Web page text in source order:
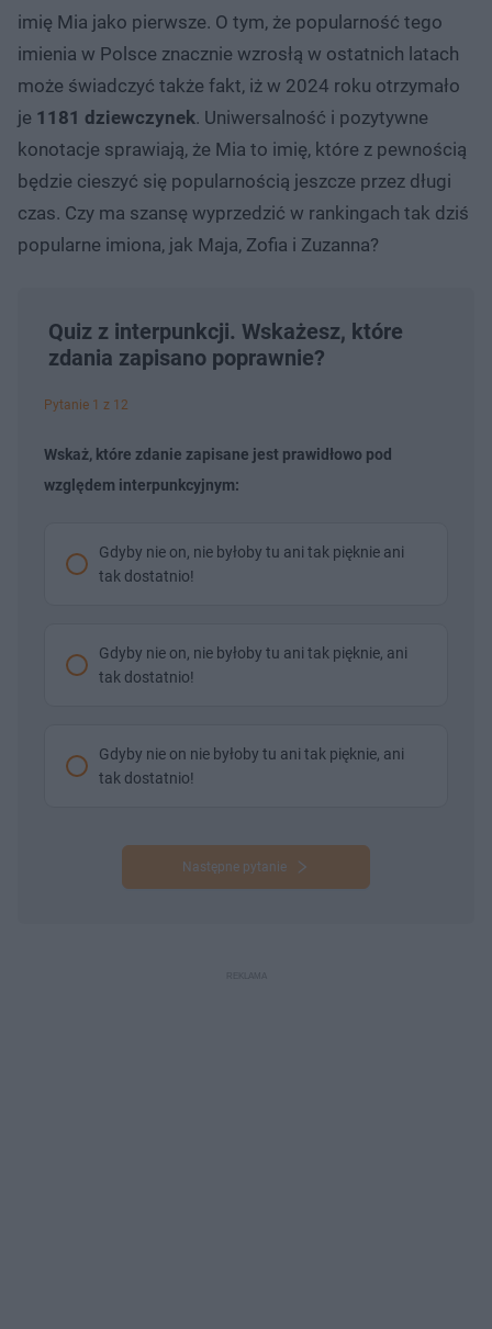
imię Mia jako pierwsze. O tym, że popularność tego
imienia w Polsce znacznie wzrosłą w ostatnich latach
może świadczyć także fakt, iż w 2024 roku otrzymało
je 1181 dziewczynek. Uniwersalność i pozytywne
konotacje sprawiają, że Mia to imię, które z pewnością
będzie cieszyć się popularnością jeszcze przez długi
czas. Czy ma szansę wyprzedzić w rankingach tak dziś
popularne imiona, jak Maja, Zofia i Zuzanna?
Quiz z interpunkcji. Wskażesz, które
zdania zapisano poprawnie?
Pytanie 1 z 12
Wskaż, które zdanie zapisane jest prawidłowo pod
względem interpunkcyjnym:
Gdyby nie on, nie byłoby tu ani tak pięknie ani
tak dostatnio!
Gdyby nie on, nie byłoby tu ani tak pięknie, ani
tak dostatnio!
Gdyby nie on nie byłoby tu ani tak pięknie, ani
tak dostatnio!
Następne pytanie